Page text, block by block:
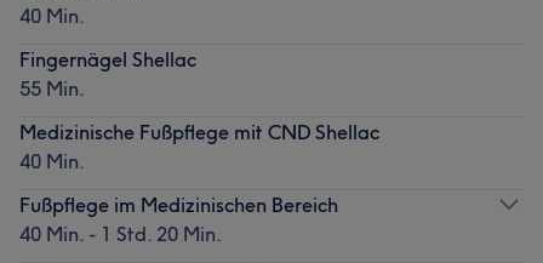
40 Min.
Fingernägel Shellac
55 Min.
Medizinische Fußpflege mit CND Shellac
40 Min.
Fußpflege im Medizinischen Bereich
40 Min. - 1 Std. 20 Min.